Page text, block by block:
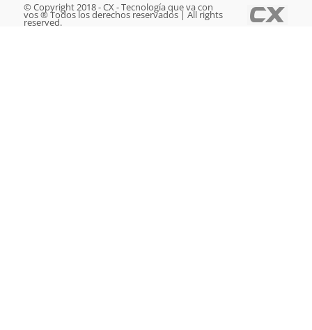
© Copyright 2018 - CX - Tecnología que va con
vos ® Todos los derechos reservados | All rights
reserved.